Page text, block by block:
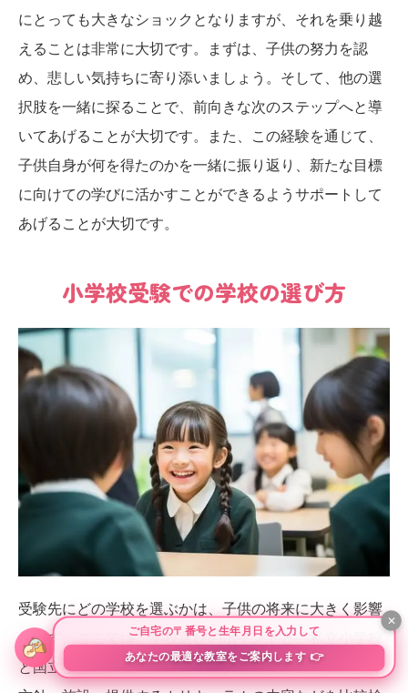
にとっても大きなショックとなりますが、それを乗り越
えることは非常に大切です。まずは、子供の努力を認
め、悲しい気持ちに寄り添いましょう。そして、他の選
択肢を一緒に探ることで、前向きな次のステップへと導
いてあげることが大切です。また、この経験を通じて、
子供自身が何を得たのかを一緒に振り返り、新たな目標
に向けての学びに活かすことができるようサポートして
あげることが大切です。
小学校受験での学校の選び方
受験先にどの学校を選ぶかは、子供の将来に大きく影響
します。ここでは、学校選びのポイントと、私立小学校
と国立小学校の違いについて解説します。各学校の教育